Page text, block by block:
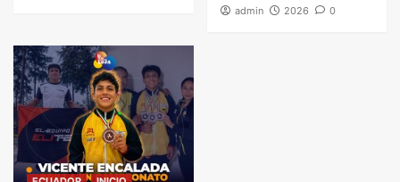
admin 2026 0